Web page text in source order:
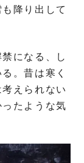
降り出して
になる、し
。昔は寒く
えられない
たような気